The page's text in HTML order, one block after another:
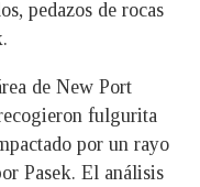
pedazos de rocas
de New Port
fulgurita
por un rayo
Pasek. El análisis